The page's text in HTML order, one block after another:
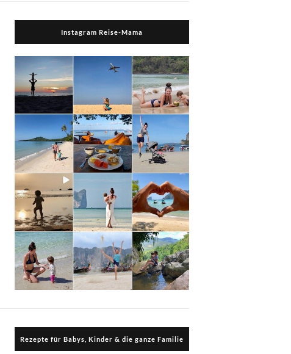
Instagram Reise-Mama
Rezepte für Babys, Kinder & die ganze Familie